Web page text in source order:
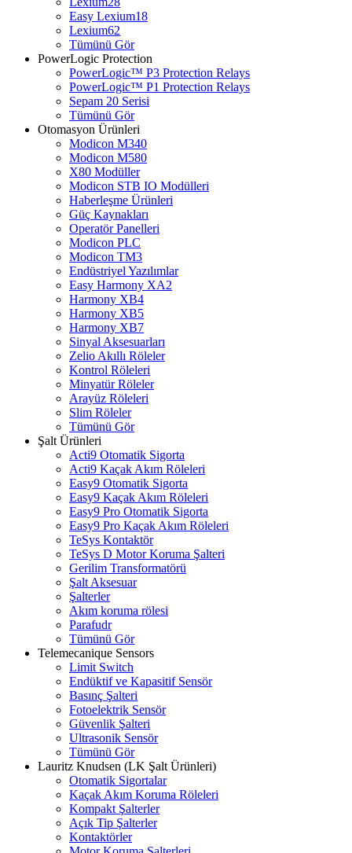
Easy Lexium18
Lexium62
Tümünü Gör
PowerLogic Protection
PowerLogic™ P3 Protection Relays
PowerLogic™ P1 Protection Relays​
Sepam 20 Serisi
Tümünü Gör
Otomasyon Ürünleri
Modicon M340
Modicon M580
X80 Modüller
Modicon STB IO Modülleri
Haberleşme Ürünleri
Güç Kaynakları
Operatör Panelleri
Modicon PLC
Modicon TM3
Endüstriyel Yazılımlar
Easy Harmony XA2
Harmony XB4
Harmony XB5
Harmony XB7
Sinyal Aksesuarları
Zelio Akıllı Röleler
Kontrol Röleleri
Minyatür Röleler
Arayüz Röleleri
Slim Röleler
Tümünü Gör
Şalt Ürünleri
Acti9 Otomatik Sigorta
Acti9 Kaçak Akım Röleleri
Easy9 Otomatik Sigorta
Easy9 Kaçak Akım Röleleri
Easy9 Pro Otomatik Sigorta
Easy9 Pro Kaçak Akım Röleleri
TeSys Kontaktör
TeSys D Motor Koruma Şalteri
Gerilim Transformatörü
Şalt Aksesuar
Şalterler
Akım koruma rölesi
Parafudr
Tümünü Gör
Telemecanique Sensors
Limit Switch
Endüktif ve Kapasitif Sensör
Basınç Şalteri
Fotoelektrik Sensör
Güvenlik Şalteri
Ultrasonik Sensör
Tümünü Gör
Lauritz Knudsen (LK Şalt Ürünleri)
Otomatik Sigortalar
Kaçak Akım Koruma Röleleri
Kompakt Şalterler
Açık Tip Şalterler
Kontaktörler